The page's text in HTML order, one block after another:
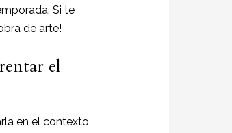
Si te
de arte!
el
en el contexto